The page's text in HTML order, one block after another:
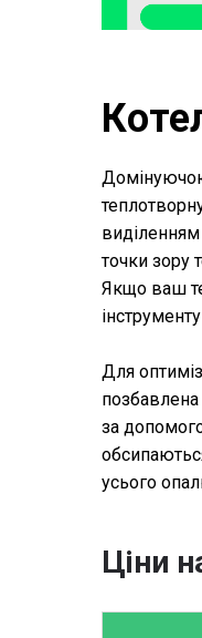
точки зору
Якщо ваш
Для
за
усього
Ціни